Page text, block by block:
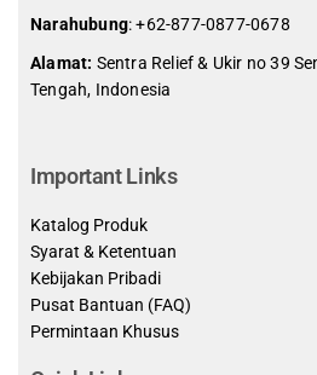
Narahubung:+62-877-0877-0678
Alamat: Sentra Relief & Ukir no 39
Tengah, Indonesia
Important Links
Katalog Produk
Syarat & Ketentuan
Kebijakan Pribadi
Pusat Bantuan (FAQ)
Permintaan Khusus